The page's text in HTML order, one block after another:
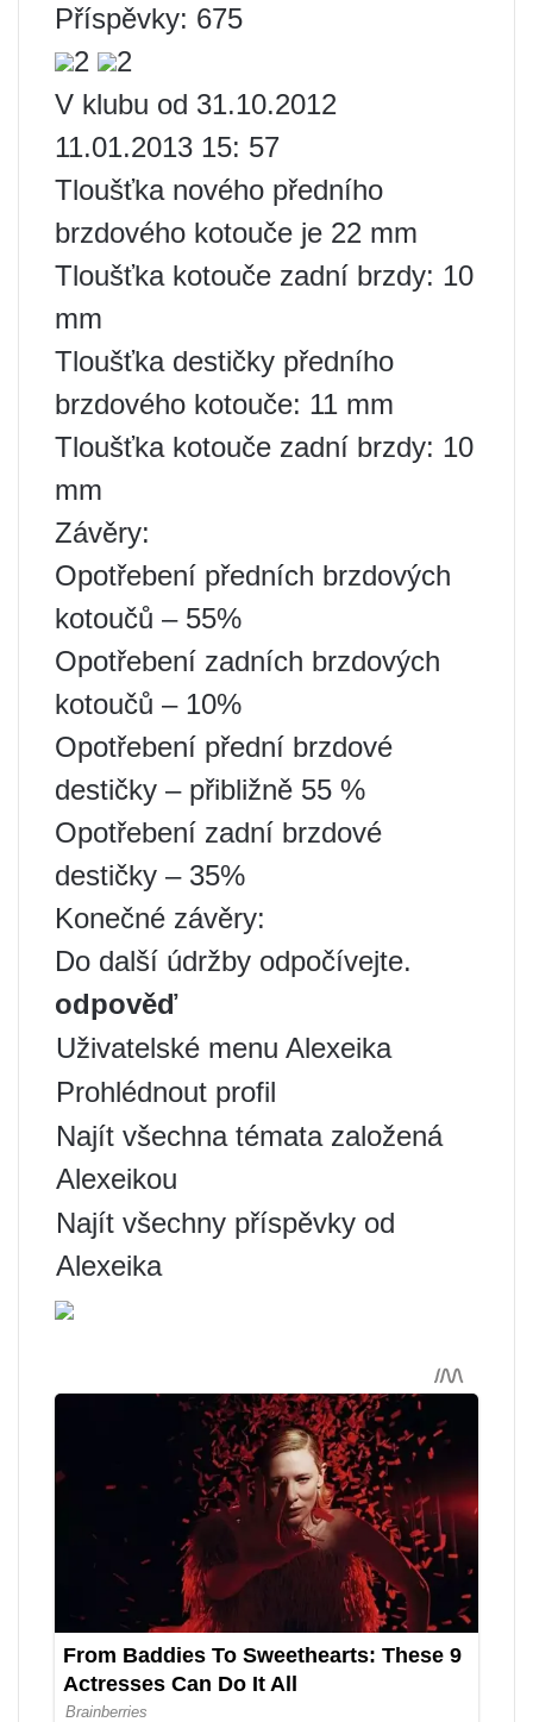
Příspěvky: 675
2
2
V klubu od 31.10.2012
11.01.2013 15: 57
Tloušťka nového předního
brzdového kotouče je 22 mm
Tloušťka kotouče zadní brzdy: 10
mm
Tloušťka destičky předního
brzdového kotouče: 11 mm
Tloušťka kotouče zadní brzdy: 10
mm
Závěry:
Opotřebení předních brzdových
kotoučů – 55%
Opotřebení zadních brzdových
kotoučů – 10%
Opotřebení přední brzdové
destičky – přibližně 55 %
Opotřebení zadní brzdové
destičky – 35%
Konečné závěry:
Do další údržby odpočívejte.
odpověď
Uživatelské menu Alexeika
Prohlédnout profil
Najít všechna témata založená
Alexeikou
Najít všechny příspěvky od
Alexeika